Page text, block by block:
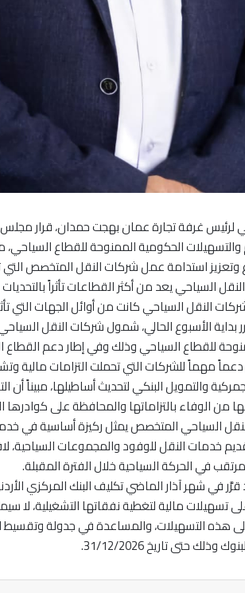
لرئيس غرفة تجارة عمان بهجت حمدان، قرار
الحكومية الممنوحة للقطاع
استدامة عمل شركات النقل المتخصص
السياحي يعد من أكثر القطاعات تأثراً بالتحديات
النقل السياحي كانت من أوائل الجهات التي
بداية الأسبوع الحالي، شمول شركات النقل
للقطاع السياحي وذلك وفي إطار دعم القطاع
مهماً للشركات التي تحملت التزامات مالية
والتمويل البنكي لتحديث أساطيلها، مبيناً
من الوفاء بالتزاماتها والمحافظة على كوادرها
السياحي المتخصص يمثل ركيزة أساسية في
خدمات النقل للوفود والمجموعات السياحية،
في الحركة السياحية خلال الفترة المقبلة.
في شهر آذار الماضي تكليف البنك المركزي
تسهيلات مالية لتغطية نفقاتها التشغيلية، لا
هذه التسهيلات، والمساعدة في جدولة
حتى تاريخ 31/12/2026.